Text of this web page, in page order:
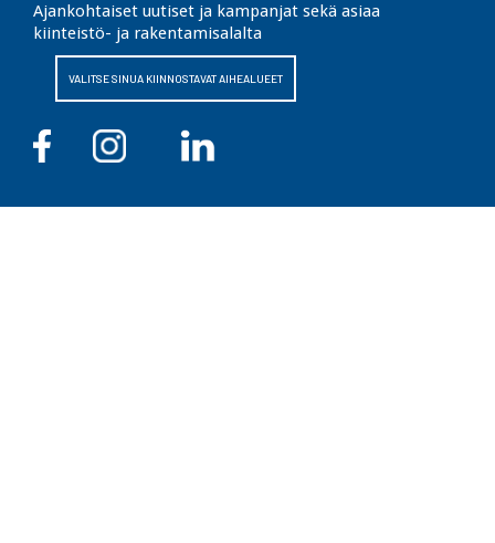
Ajankohtaiset uutiset ja kampanjat sekä asiaa
kiinteistö- ja rakentamisalalta
VALITSE SINUA KIINNOSTAVAT AIHEALUEET